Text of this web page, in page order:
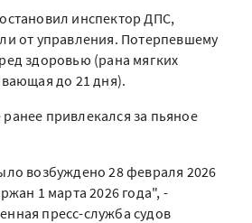
инспектор ДПС,
от управления. Потерпевшему
здоровью (рана мягких
до 21 дня).
привлекался за пьяное
возбуждено 28 февраля 2026
1 марта 2026 года", -
пресс-служба судов